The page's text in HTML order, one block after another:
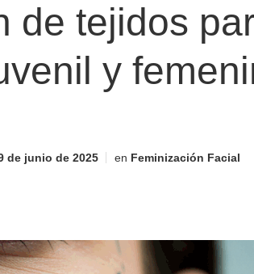
de tejidos
y
de junio de 2025 en Feminización Facial